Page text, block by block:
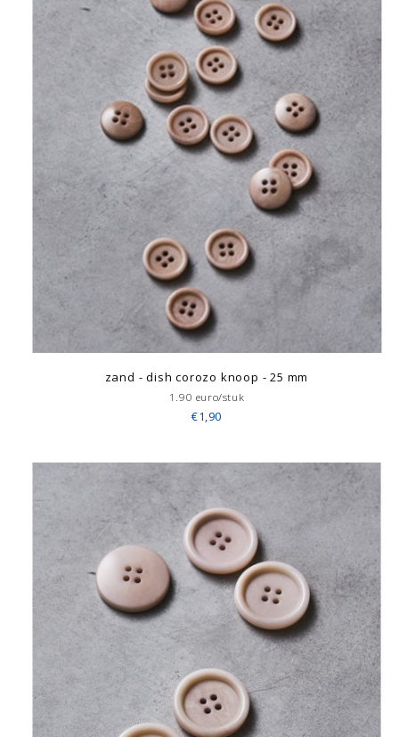
zand - dish corozo knoop - 25 mm
1.90 euro/stuk
€1,90